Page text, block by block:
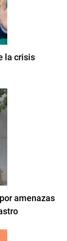
la crisis
amenazas